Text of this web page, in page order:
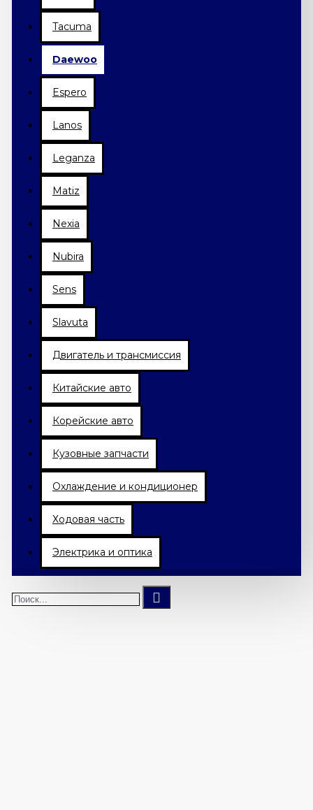
Tacuma
Daewoo
Espero
Lanos
Leganza
Matiz
Nexia
Nubira
Sens
Slavuta
Двигатель и трансмиссия
Китайские авто
Корейские авто
Кузовные запчасти
Охлаждение и кондиционер
Ходовая часть
Электрика и оптика